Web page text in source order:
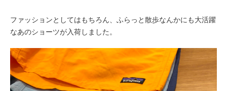
ファッションとしてはもちろん、ふらっと散歩なんかにも大活躍
なあのショーツが入荷しました。